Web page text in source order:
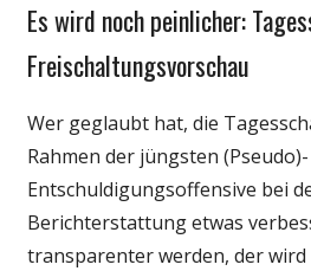
Gesellschaft
Internet
Politik
Es wird noch peinlicher:
Freischaltungsvorschau
Wer geglaubt hat, die
Rahmen der jüngsten (Pseudo)-
Entschuldigungsoffensive bei
Berichterstattung etwas
transparenter werden, der